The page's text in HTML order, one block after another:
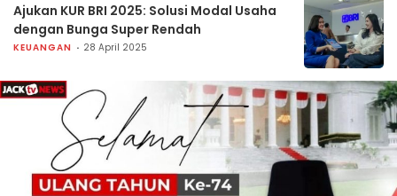
Ajukan KUR BRI 2025: Solusi Modal Usaha
dengan Bunga Super Rendah
KEUANGAN 28 April 2025